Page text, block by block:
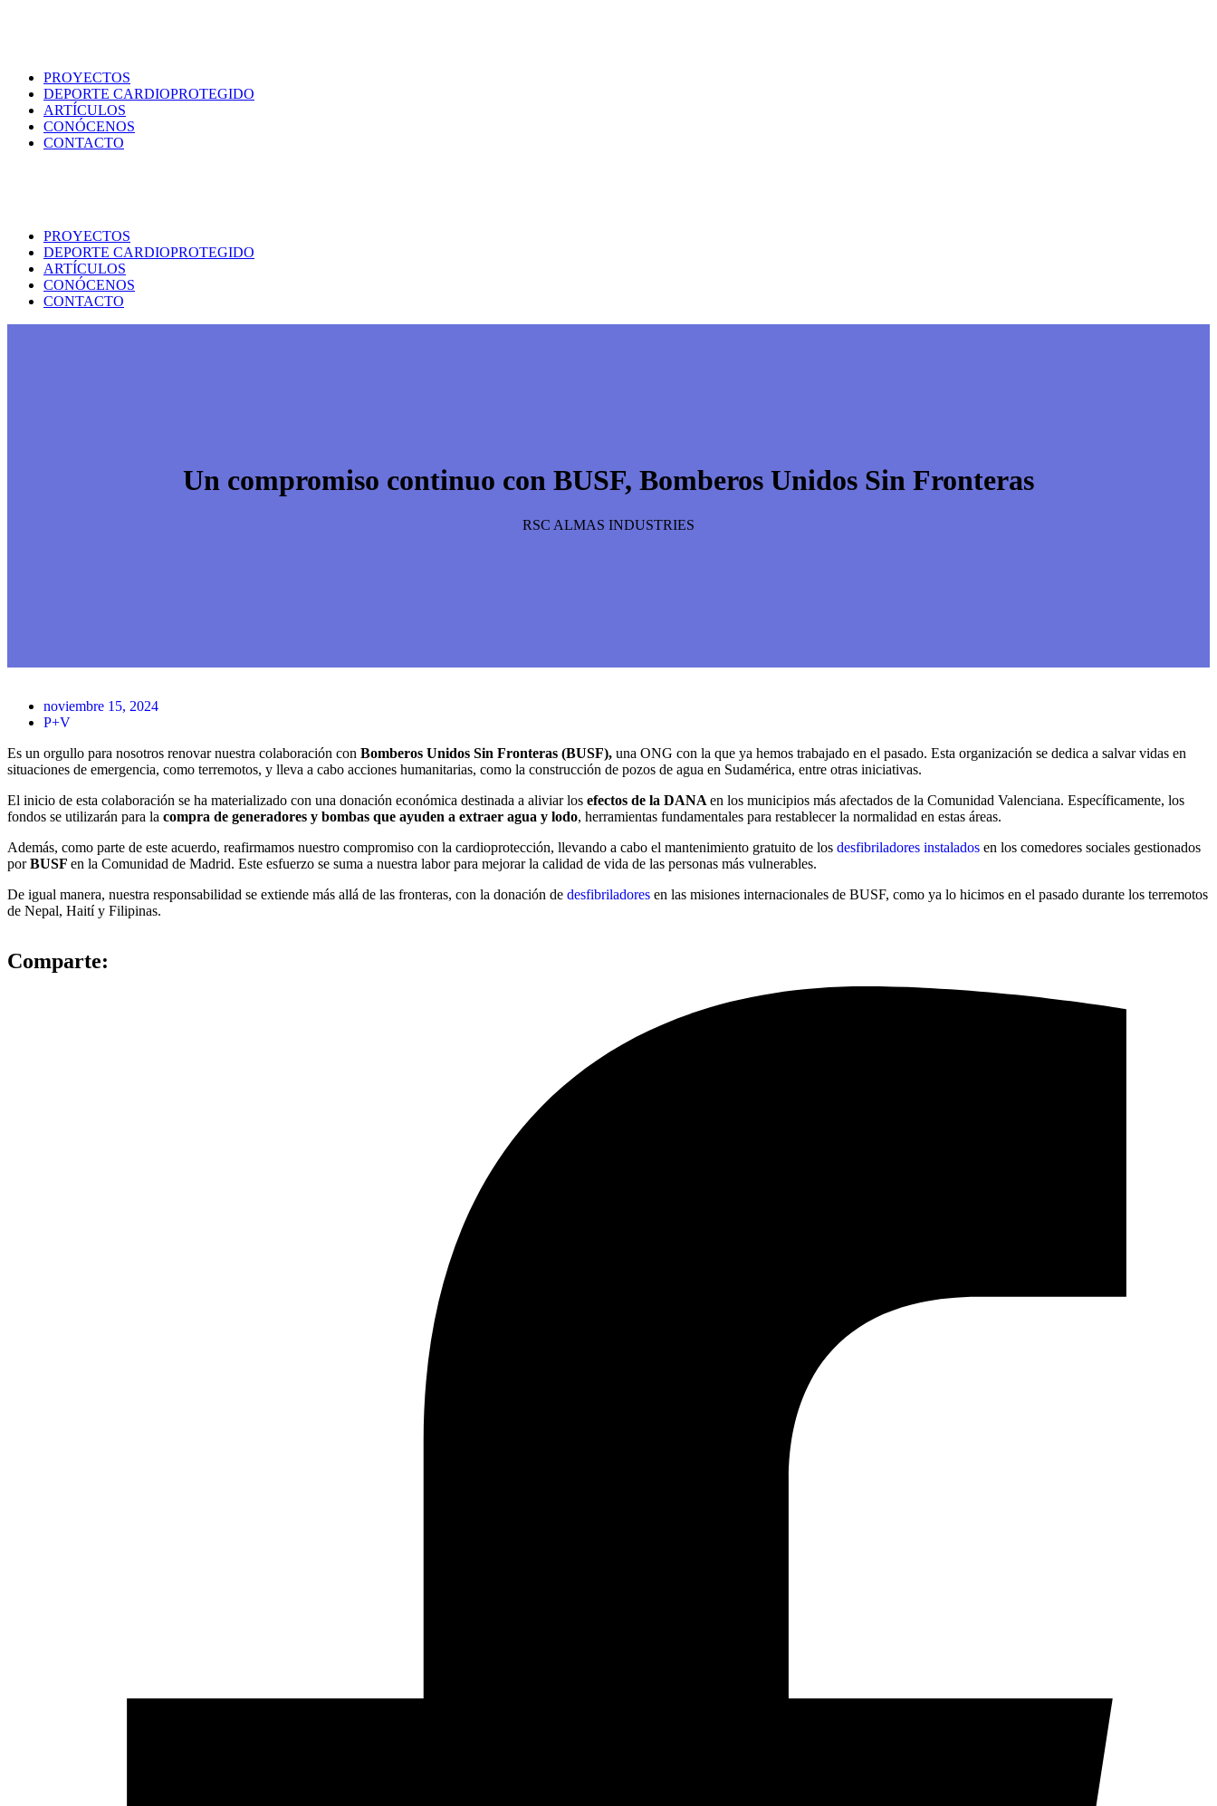
PROYECTOS
DEPORTE CARDIOPROTEGIDO
ARTÍCULOS
CONÓCENOS
CONTACTO
PROYECTOS
DEPORTE CARDIOPROTEGIDO
ARTÍCULOS
CONÓCENOS
CONTACTO
Un compromiso continuo con BUSF, Bomberos Unidos Sin Fronteras
RSC ALMAS INDUSTRIES
noviembre 15, 2024
P+V
Es un orgullo para nosotros renovar nuestra colaboración con Bomberos Unidos Sin Fronteras (BUSF), una ONG con la que ya hemos trabajado en el pasado. Esta organización se dedica a salvar vidas en
situaciones de emergencia, como terremotos, y lleva a cabo acciones humanitarias, como la construcción de pozos de agua en Sudamérica, entre otras iniciativas.
El inicio de esta colaboración se ha materializado con una donación económica destinada a aliviar los efectos de la DANAen los municipios más afectados de la Comunidad Valenciana. Específicamente, los
fondos se utilizarán para la compra de generadores y bombas que ayuden a extraer agua y lodo, herramientas fundamentales para restablecer la normalidad en estas áreas.
Además, como parte de este acuerdo, reafirmamos nuestro compromiso con la cardioprotección, llevando a cabo el mantenimiento gratuito de los desfibriladores instalados en los comedores sociales gestionados
porBUSF en la Comunidad de Madrid. Este esfuerzo se suma a nuestra labor para mejorar la calidad de vida de las personas más vulnerables.
De igual manera, nuestra responsabilidad se extiende más allá de las fronteras, con la donación de desfibriladores en las misiones internacionales de BUSF, como ya lo hicimos en el pasado durante los terremotos
de Nepal, Haití y Filipinas.
Comparte: